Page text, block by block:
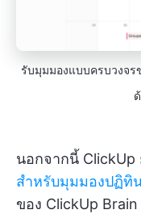
รับมุมมองแบบครบวงจ
นอกจากนี้ ClickUp
สำหรับมุมมองปฏิทิ
ของ ClickUp